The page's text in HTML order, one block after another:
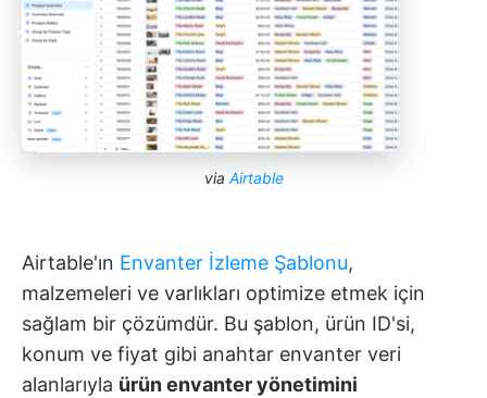
via Airtable
Airtable'ın Envanter İzleme Şablonu,
malzemeleri ve varlıkları optimize etmek için
sağlam bir çözümdür. Bu şablon, ürün ID'si,
konum ve fiyat gibi anahtar envanter veri
alanlarıyla ürün envanter yönetimini